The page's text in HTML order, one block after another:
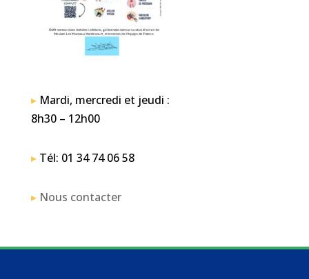
▸Mardi, mercredi et jeudi :
8h30 – 12h00
▸Tél: 01 34 74 06 58
▸ Nous contacter